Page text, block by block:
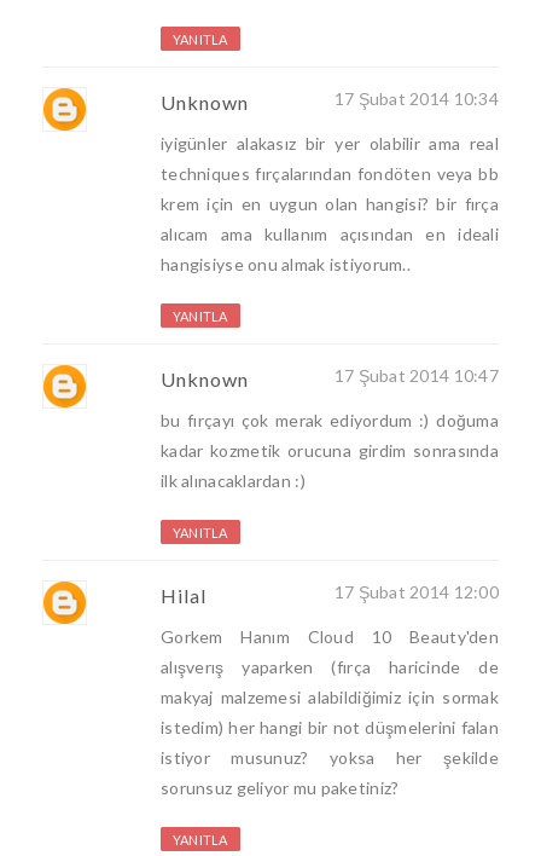
YANITLA
Unknown 17 Şubat 2014 10:34
iyigünler alakasız bir yer olabilir ama real
techniques fırçalarından fondöten veya bb
krem için en uygun olan hangisi? bir fırça
alıcam ama kullanım açısından en ideali
hangisiyse onu almak istiyorum..
YANITLA
Unknown 17 Şubat 2014 10:47
bu fırçayı çok merak ediyordum :) doğuma
kadar kozmetik orucuna girdim sonrasında
ilk alınacaklardan :)
YANITLA
Hilal 17 Şubat 2014 12:00
Gorkem Hanım Cloud 10 Beauty'den
alışverış yaparken (fırça haricinde de
makyaj malzemesi alabildiğimiz için sormak
istedim) her hangi bir not düşmelerini falan
istiyor musunuz? yoksa her şekilde
sorunsuz geliyor mu paketiniz?
YANITLA